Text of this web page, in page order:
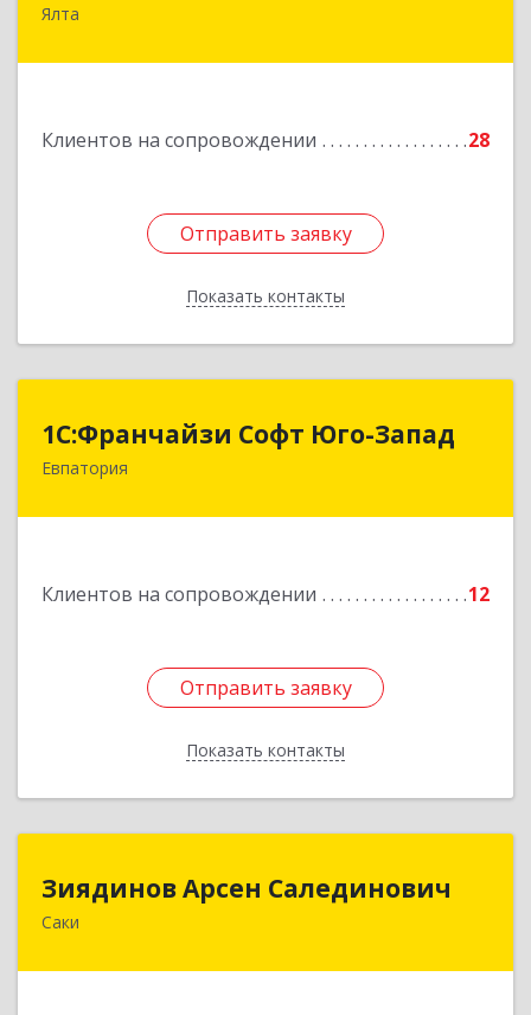
Ялта
Клиентов на сопровождении 28
Отправить заявку
Показать контакты
298600, Крым Респ, Ялта г, Васильева ул, дом №
Отправить заявку
Назад
1С:Франчайзи Софт Юго-Запад
Евпатория
Клиентов на сопровождении 12
Отправить заявку
Показать контакты
1С:Франчайзи Софт Юго-Запад
297407, Крым Респ, Евпатория г, Победы пр-кт,
Отправить заявку
Назад
Зиядинов Арсен Салединович
Саки